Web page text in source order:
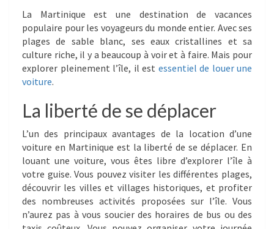
La Martinique est une destination de vacances
populaire pour les voyageurs du monde entier. Avec ses
plages de sable blanc, ses eaux cristallines et sa
culture riche, il y a beaucoup à voir et à faire. Mais pour
explorer pleinement l’île, il est essentiel de louer une
voiture.
La liberté de se déplacer
L’un des principaux avantages de la location d’une
voiture en Martinique est la liberté de se déplacer. En
louant une voiture, vous êtes libre d’explorer l’île à
votre guise. Vous pouvez visiter les différentes plages,
découvrir les villes et villages historiques, et profiter
des nombreuses activités proposées sur l’île. Vous
n’aurez pas à vous soucier des horaires de bus ou des